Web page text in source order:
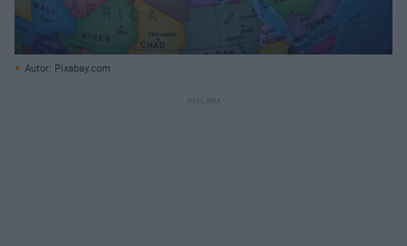
Autor: Pixabay.com